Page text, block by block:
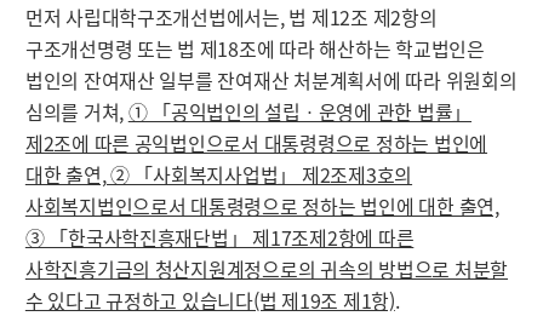
먼저 사립대학구조개선법에서는, 법 제12조 제2항의
구조개선명령 또는 법 제18조에 따라 해산하는 학교법인은
법인의 잔여재산 일부를 잔여재산 처분계획서에 따라 위원회의
심의를 거쳐,① 「공익법인의 설립ㆍ운영에 관한 법률」
제2조에 따른 공익법인으로서 대통령령으로 정하는 법인에
대한 출연, ② 「사회복지사업법」 제2조제3호의
사회복지법인으로서 대통령령으로 정하는 법인에 대한 출연,
③ 「한국사학진흥재단법」 제17조제2항에 따른
사학진흥기금의 청산지원계정으로의 귀속의 방법으로 처분할
수 있다고 규정하고 있습니다(법 제19조 제1항).